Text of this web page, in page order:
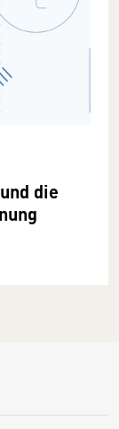
die